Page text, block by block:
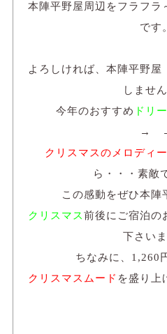
本陣平野屋周辺をフラフラ
です。
よろしければ、本陣平野
しませ
今年のおすすめ ドリ
→
クリスマスのメロディー
ら・・・素敵
この感動をぜひ本陣
クリスマス前後にご宿泊の
下さいま
ちなみに、1,260
クリスマスムード を盛り上